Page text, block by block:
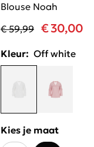
Blouse Noah
€ 59,99 € 30,00
Kleur: Off white
Kies je maat